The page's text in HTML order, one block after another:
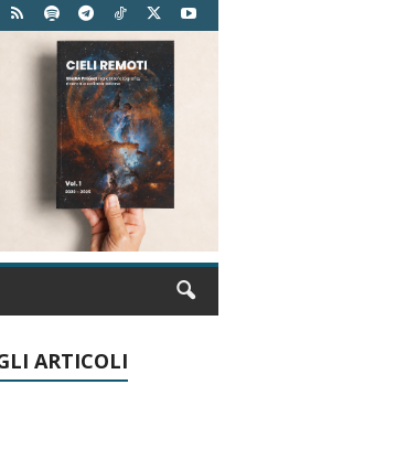
ARTICOLI